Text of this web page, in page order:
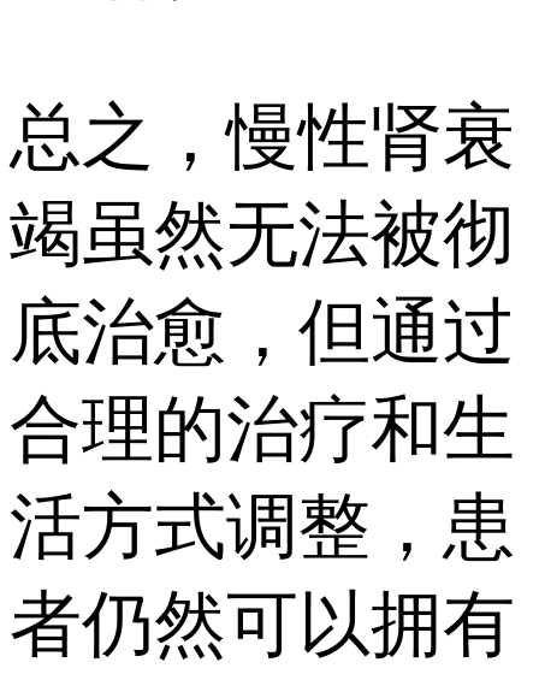
总之，慢性肾衰
竭虽然无法被彻
底治愈，但通过
合理的治疗和生
活方式调整，患
者仍然可以拥有